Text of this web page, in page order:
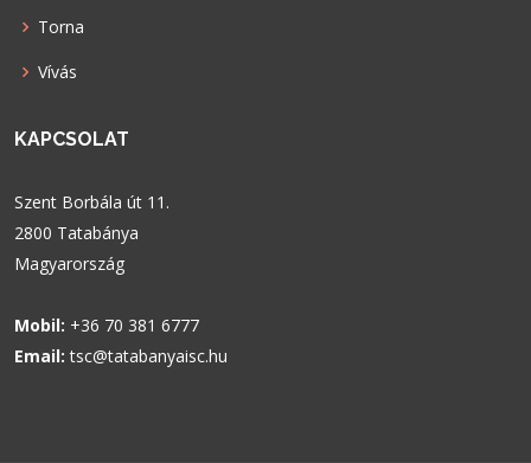
Torna
Vívás
KAPCSOLAT
Szent Borbála út 11.
2800 Tatabánya
Magyarország
Mobil: +36 70 381 6777
Email: tsc@tatabanyaisc.hu